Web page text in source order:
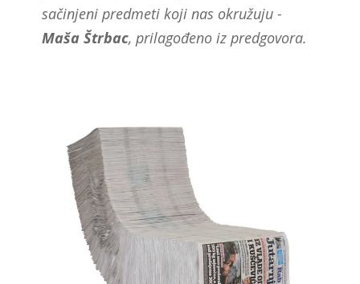
sačinjeni predmeti koji nas okružuju -
Maša Štrbac, prilagođeno iz predgovora.